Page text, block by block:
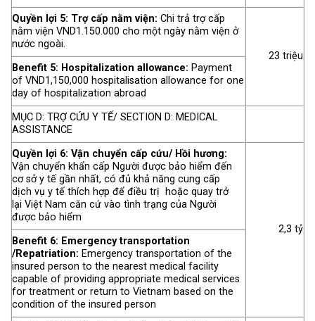
Quyền lợi 5: Trợ cấp nằm viện: Chi trả trợ cấp
nằm viện VND1.150.000 cho một ngày nằm viện ở
nước ngoài.
23 triệu
Benefit 5: Hospitalization allowance: Payment
of VND1,150,000 hospitalisation allowance for one
day of hospitalization abroad
MỤC D: TRỢ CỨU Y TẾ/ SECTION D: MEDICAL
ASSISTANCE
Quyền lợi 6: Vận chuyển cấp cứu/ Hồi hương:
Vận chuyển khẩn cấp Người được bảo hiểm đến
cơ sở y tế gần nhất, có đủ khả năng cung cấp
dịch vụ y tế thích hợp để điều trị hoặc quay trở
lại Việt Nam căn cứ vào tình trạng của Người
được bảo hiểm
2,3 tỷ
Benefit 6: Emergency transportation
/Repatriation: Emergency transportation of the
insured person to the nearest medical facility
capable of providing appropriate medical services
for treatment or return to Vietnam based on the
condition of the insured person